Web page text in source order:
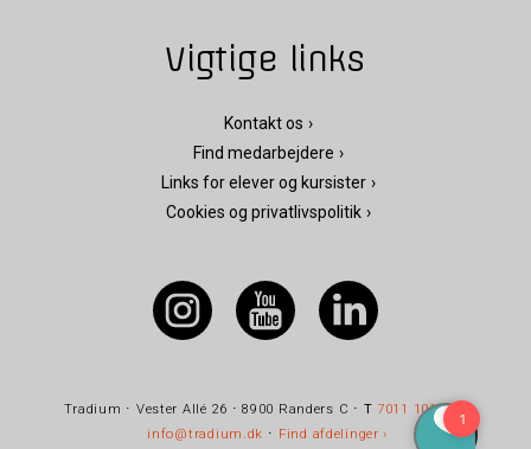
Vigtige links
Kontakt os
Find medarbejdere
Links for elever og kursister
Cookies og privatlivspolitik
Tradium ⋅ Vester Allé 26 ⋅ 8900 Randers C ⋅ T 7011 1010⋅
info@tradium.dk ⋅Find afdelinger